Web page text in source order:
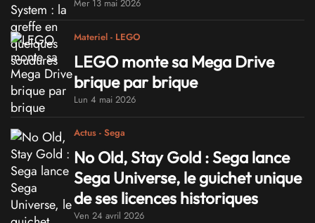
Mer 13 mai 2026
Materiel - LEGO
LEGO monte sa Mega Drive
brique par brique
Lun 4 mai 2026
Actus - Sega
No Old, Stay Gold : Sega lance
Sega Universe, le guichet unique
de ses licences historiques
Ven 24 avril 2026